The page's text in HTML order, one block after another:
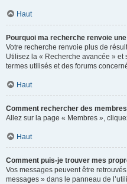
Haut
Pourquoi ma recherche renvoie
Votre recherche renvoie plus de
Utilisez la « Recherche avancée »
termes utilisés et des forums
Haut
Comment rechercher des
Allez sur la page « Membres »,
Haut
Comment puis-je trouver mes
Vos messages peuvent être
messages » dans le panneau de